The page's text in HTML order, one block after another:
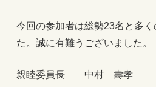
今回の参加者は総勢23名と多
た。誠に有難うございました。
親睦委員長 中村 壽孝